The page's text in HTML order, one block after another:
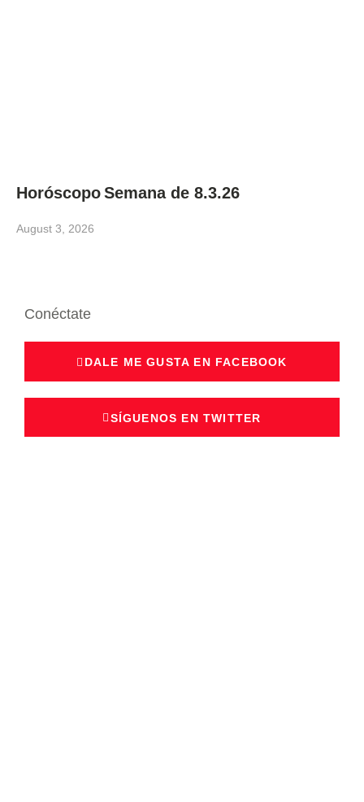
Horóscopo Semana de 8.3.26
August 3, 2026
Conéctate
DALE ME GUSTA EN FACEBOOK
SÍGUENOS EN TWITTER